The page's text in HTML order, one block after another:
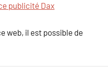
publicité Dax
web, il est possible de